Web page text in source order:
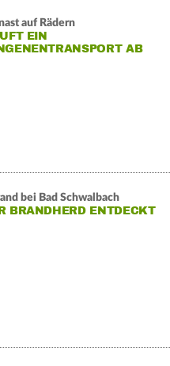
auf Rädern
EIN
AB
bei Bad Schwalbach
BRANDHERD ENTDECKT